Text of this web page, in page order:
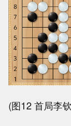
(图12 首局李